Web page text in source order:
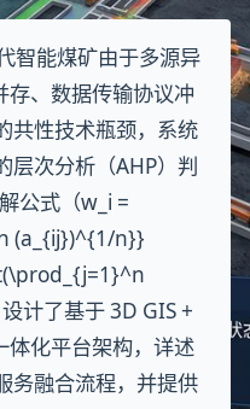
智能煤矿由于多源异
存、数据传输协议冲
共性技术瓶颈，系统
层次分析（AHP）判
公式（w_i =
(a_{ij})^{1/n}}
计了基于 3D GIS +
体化平台架构，详述
务融合流程，并提供